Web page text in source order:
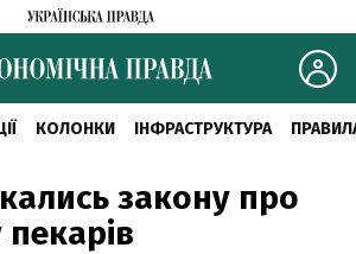
КОЛОНКИ ІНФРАСТРУКТУРА
закону про